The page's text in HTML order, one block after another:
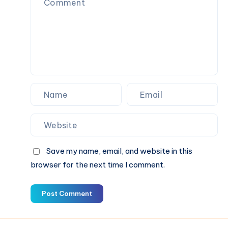
ド
ィ
ッ
ト
ガ
ド
Save my name, email, and website in this
browser for the next time I comment.
Post Comment